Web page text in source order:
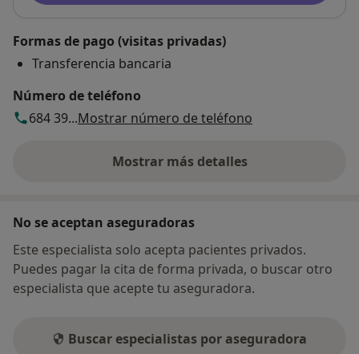
Formas de pago (visitas privadas)
Transferencia bancaria
Número de teléfono
684 39...Mostrar número de teléfono
Mostrar más detalles
sobre la dirección
No se aceptan aseguradoras
Este especialista solo acepta pacientes privados.
Puedes pagar la cita de forma privada, o buscar otro
especialista que acepte tu aseguradora.
Buscar especialistas por aseguradora